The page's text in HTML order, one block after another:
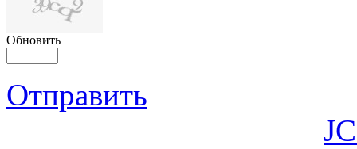
Обновить
Отправить